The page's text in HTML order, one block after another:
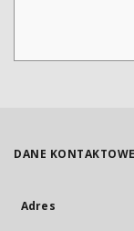
DANE KONTAKTOWE
Adres